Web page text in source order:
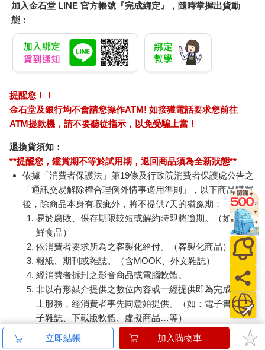
加入金石堂 LINE 官方帳號『完成綁定』，隨時掌握出貨動
態：
提醒您！！
金石堂及銀行均不會請您操作ATM! 如接獲電話要求您前往
ATM提款機，請不要聽從指示，以免受騙上當！
退換貨須知：
**提醒您，鑑賞期不等於試用期，退回商品須為全新狀態**
依據「消費者保護法」第19條及行政院消費者保護處公告之
「通訊交易解除權合理例外情事適用準則」，以下商品購買
後，除商品本身有瑕疵外，將不提供7天的猶豫期：
易於腐敗、保存期限較短或解約時即將逾期。（如：生
鮮食品）
依消費者要求所為之客製化給付。（客製化商品）
報紙、期刊或雜誌。（含MOOK、外文雜誌）
經消費者拆封之影音商品或電腦軟體。
非以有形媒介提供之數位內容或一經提供即為完成之線
上服務，經消費者事先同意始提供。（如：電子書、電
子雜誌、下載版軟體、虛擬商品…等）
已拆封之個人衛生用品。（如：內衣褲、刮鬍刀、除毛
立即結帳 加入購物車